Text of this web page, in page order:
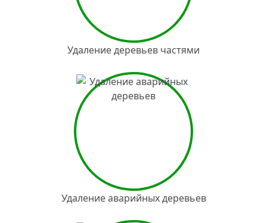
Удаление деревьев частями
Удаление аварийных деревьев